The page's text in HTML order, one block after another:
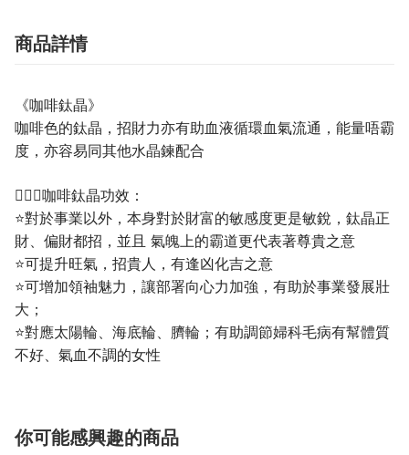
商品詳情
《咖啡鈦晶》
咖啡色的鈦晶，招財力亦有助血液循環血氣流通，能量唔霸
度，亦容易同其他水晶鍊配合
💁🏼‍♀️咖啡鈦晶功效：
⭐️對於事業以外，本身對於財富的敏感度更是敏銳，鈦晶正
財、偏財都招，並且 氣魄上的霸道更代表著尊貴之意
⭐️可提升旺氣，招貴人，有逢凶化吉之意
⭐️可增加領袖魅力，讓部署向心力加強，有助於事業發展壯
大；
⭐️對應太陽輪、海底輪、臍輪；有助調節婦科毛病有幫體質
不好、氣血不調的女性
你可能感興趣的商品